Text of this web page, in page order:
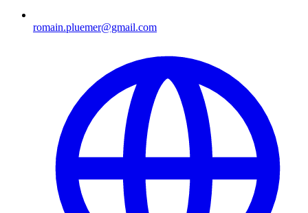
romain.pluemer@gmail.com